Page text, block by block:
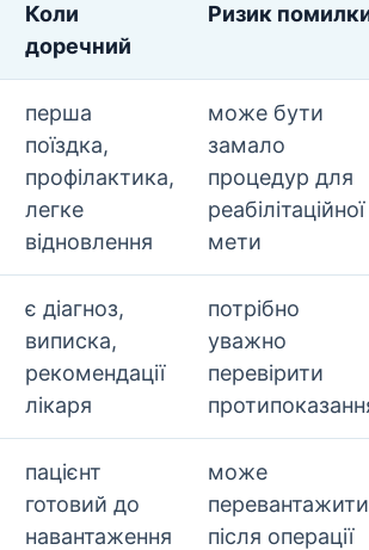
Коли
доречний
Ризик
перша
поїздка,
профілактика,
легке
відновлення
може бути
замало
процедур для
реабілітаційної
мети
є діагноз,
виписка,
рекомендації
лікаря
потрібно
уважно
перевірити
пацієнт
готовий до
навантаження
може
перевантажити
після операції